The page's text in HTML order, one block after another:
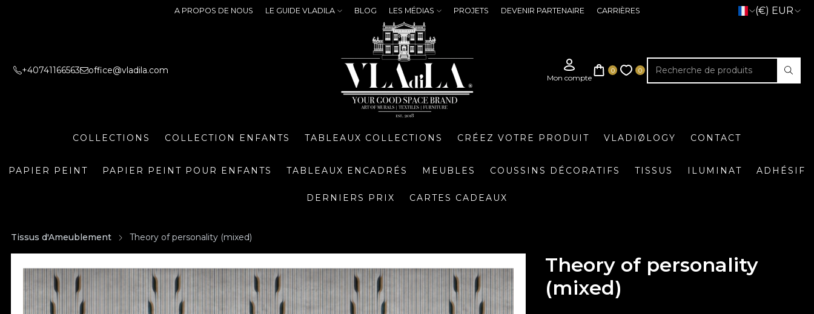
A PROPOS DE NOUS LE GUIDE VLADILA BLOG LES MÉDIAS PROJETS DEVENIR PARTENAIRE CARRIÈRES (€) EUR
+40741166563 office@vladila.com
COLLECTIONS COLLECTION ENFANTS TABLEAUX COLLECTIONS CRÉEZ VOTRE PRODUIT VLADIØLOGY CONTACT
PAPIER PEINT PAPIER PEINT POUR ENFANTS TABLEAUX ENCADRÉS MEUBLES COUSSINS DÉCORATIFS TISSUS ILUMINAT ADHÉSIF
DERNIERS PRIX CARTES CADEAUX
Tissus d'Ameublement Theory of personality (mixed)
Theory of personality
(mixed)